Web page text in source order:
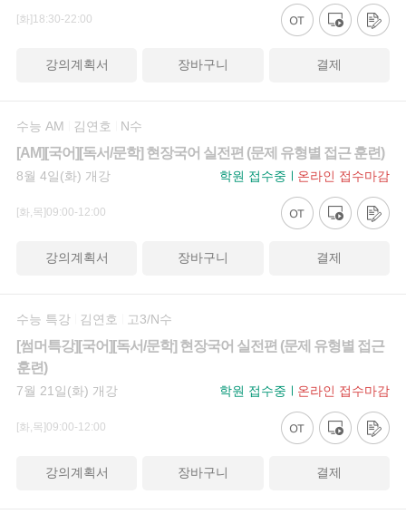
[화]18:30-22:00
강의계획서 장바구니 결제
수능 AM 김연호 N수
[AM][국어][독서/문학] 현장국어 실전편 (문제 유형별 접근 훈련)
8월 4일(화) 개강 학원 접수중 온라인 접수마감
[화,목]09:00-12:00
강의계획서 장바구니 결제
수능 특강 김연호 고3/N수
[썸머특강][국어][독서/문학] 현장국어 실전편 (문제 유형별 접근
훈련)
7월 21일(화) 개강 학원 접수중 온라인 접수마감
[화,목]09:00-12:00
강의계획서 장바구니 결제